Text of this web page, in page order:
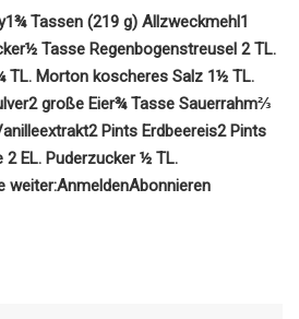
1¾ Tassen (219 g) Allzweckmehl1
½ Tasse Regenbogenstreusel 2 TL.
TL. Morton koscheres Salz 1½ TL.
2 große Eier¾ Tasse Sauerrahm⅔
2 Pints ​​Erdbeereis2 Pints ​​
2 EL. Puderzucker½ TL.
weiter:AnmeldenAbonnieren